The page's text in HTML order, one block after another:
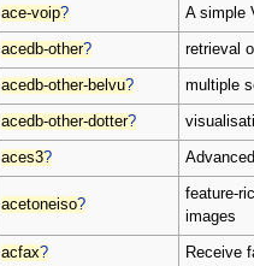
ace-voip? A simple
acedb-other? retrieval
acedb-other-belvu? multiple
acedb-other-dotter?
aces3?
acetoneiso?
feature-
images
acfax? Receive